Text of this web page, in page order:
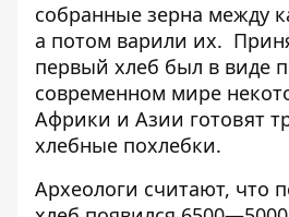
собранные зерна между
а потом варили их.
первый хлеб был в виде
современном мире
Африки и Азии готовят
хлебные похлебки.
Археологи считают, что